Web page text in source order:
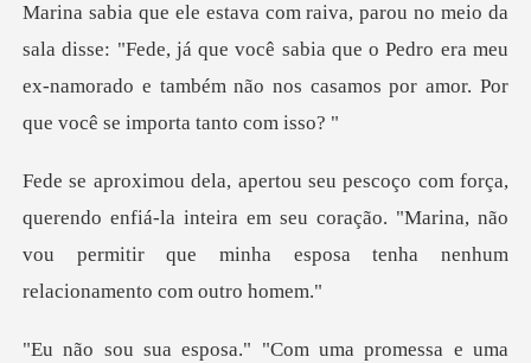
Histórico
Sair
Baixar App
"Fede, já que você sabia que o Pedro era meu
ex-namorado e também
do enfiá-la inteira em seu coração. "Marina, não
vou permitir